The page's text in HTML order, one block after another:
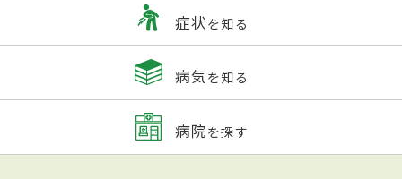
症状を知る
病気を知る
病院を探す